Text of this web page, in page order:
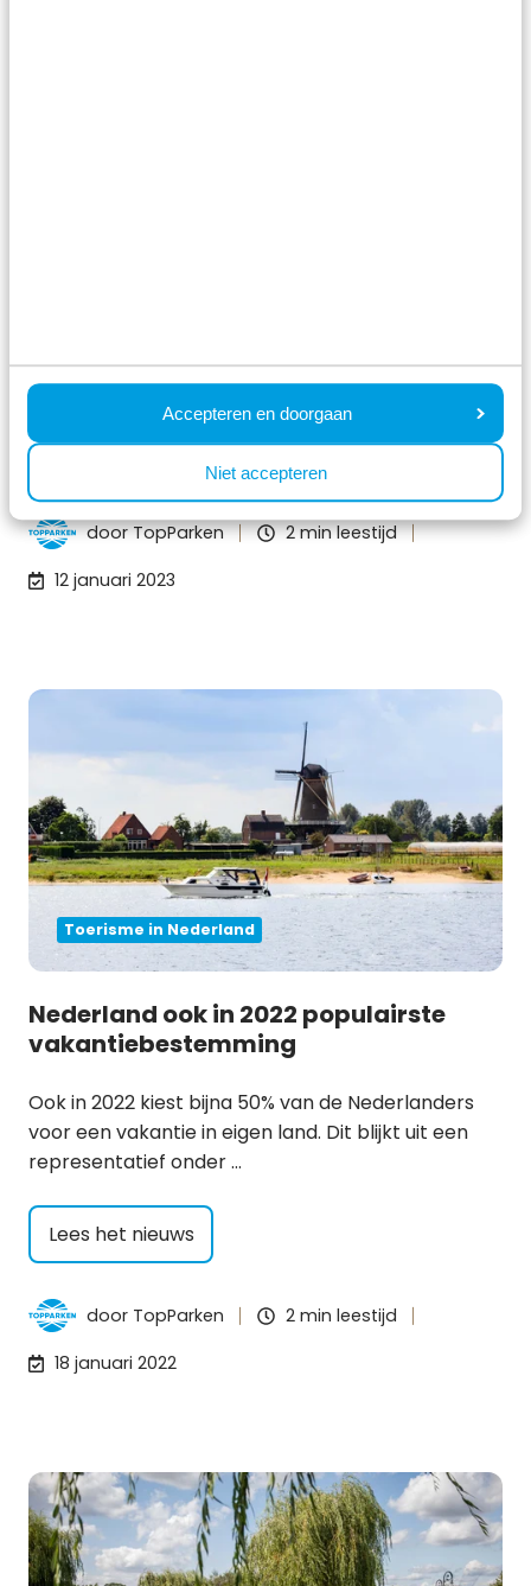
Accepteren en doorgaan
Niet accepteren
naar verwachting w …
Lees het nieuws
doorTopParken
2 min leestijd
12 januari 2023
Nederland ook in 2022 populairste
vakantiebestemming
Ook in 2022 kiest bijna 50% van de Nederlanders
voor een vakantie in eigen land. Dit blijkt uit een
representatief onder …
Lees het nieuws
door TopParken
2 min leestijd
18 januari 2022
Toerisme in Nederland